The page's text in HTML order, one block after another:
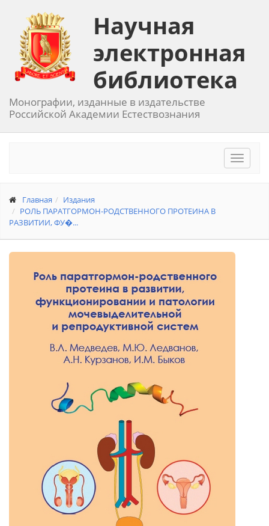
Научная
электронная
библиотека
Монографии, изданные в издательстве
Российской Академии Естествознания
Toggle
Главная
Издания
РОЛЬ ПАРАТГОРМОН-РОДСТВЕННОГО ПРОТЕИНА В
РАЗВИТИИ, ФУ�...